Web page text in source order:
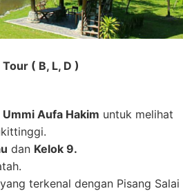
( B, L, D )
Ummi Aufa Hakim untuk melihat
dan Kelok 9.
yang terkenal dengan Pisang Salai